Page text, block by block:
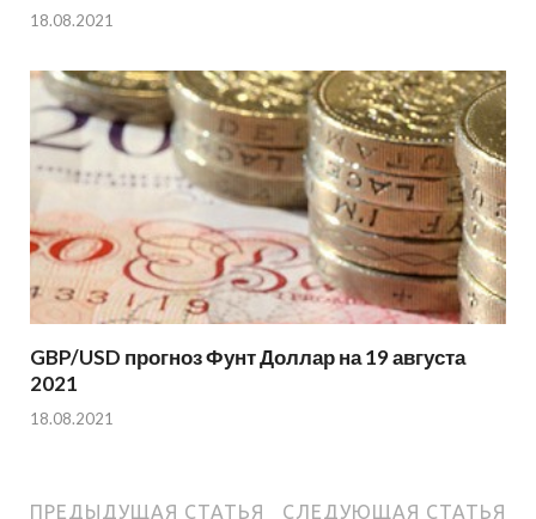
18.08.2021
GBP/USD прогноз Фунт Доллар на 19 августа
2021
18.08.2021
ПРЕДЫДУЩАЯ СТАТЬЯ СЛЕДУЮЩАЯ СТАТЬЯ